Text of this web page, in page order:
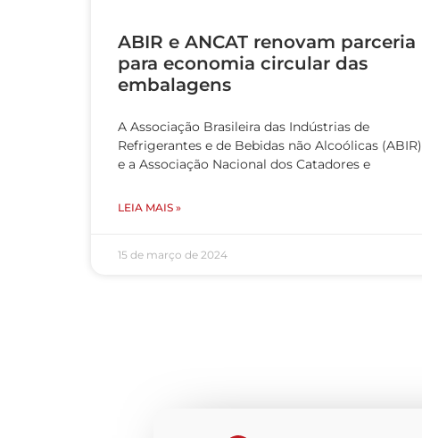
ABIR e ANCAT renovam parceria
para economia circular das
embalagens
A Associação Brasileira das Indústrias de
Refrigerantes e de Bebidas não Alcoólicas (ABIR)
e a Associação Nacional dos Catadores e
LEIA MAIS »
15 de março de 2024